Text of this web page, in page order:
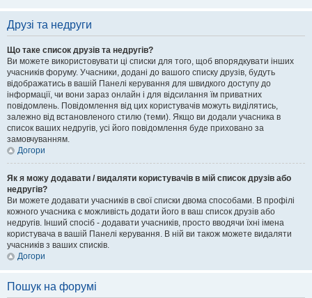
Друзі та недруги
Що таке список друзів та недругів?
Ви можете використовувати ці списки для того, щоб впорядкувати інших
учасників форуму. Учасники, додані до вашого списку друзів, будуть
відображатись в вашій Панелі керування для швидкого доступу до
інформації, чи вони зараз онлайн і для відсилання їм приватних
повідомлень. Повідомлення від цих користувачів можуть виділятись,
залежно від встановленого стилю (теми). Якщо ви додали учасника в
список ваших недругів, усі його повідомлення буде приховано за
замовчуванням.
Догори
Як я можу додавати / видаляти користувачів в мій список друзів або
недругів?
Ви можете додавати учасників в свої списки двома способами. В профілі
кожного учасника є можливість додати його в ваш список друзів або
недругів. Інший спосіб - додавати учасників, просто вводячи їхні імена
користувача в вашій Панелі керування. В ній ви також можете видаляти
учасників з ваших списків.
Догори
Пошук на форумі